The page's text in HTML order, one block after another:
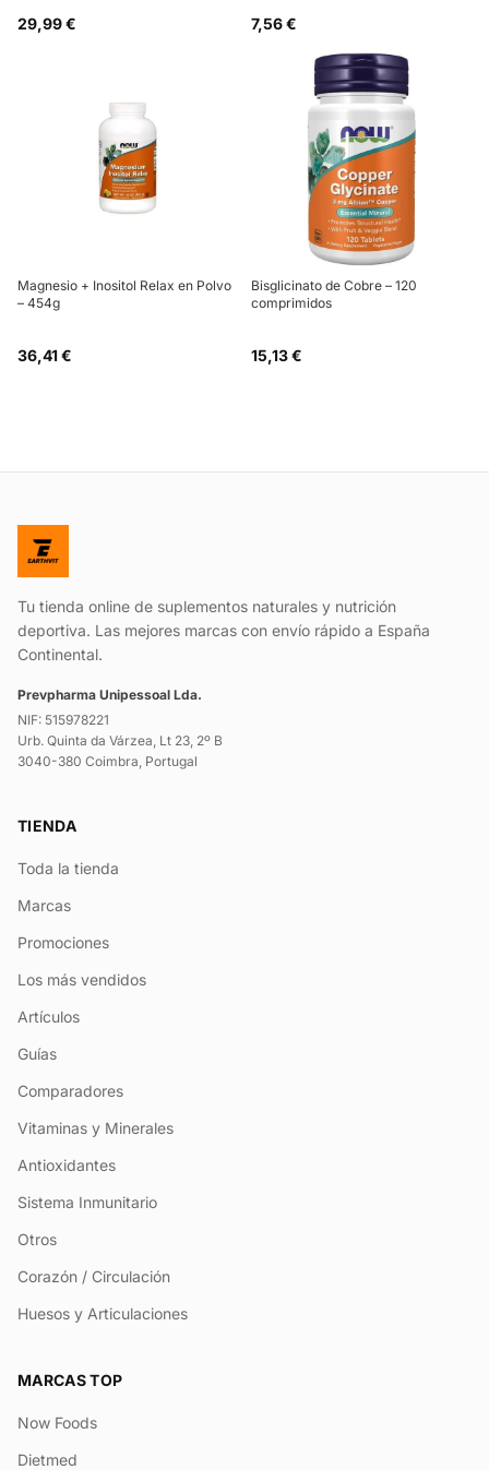
29,99 € 7,56 €
Magnesio + Inositol Relax en Polvo
– 454g
36,41 €
Bisglicinato de Cobre – 120
comprimidos
15,13 €
Tu tienda online de suplementos naturales y nutrición
deportiva. Las mejores marcas con envío rápido a España
Continental.
Prevpharma Unipessoal Lda.
NIF: 515978221
Urb. Quinta da Várzea, Lt 23, 2º B
3040-380 Coimbra, Portugal
TIENDA
Toda la tienda
Marcas
Promociones
Los más vendidos
Artículos
Guías
Comparadores
Vitaminas y Minerales
Antioxidantes
Sistema Inmunitario
Otros
Corazón / Circulación
Huesos y Articulaciones
MARCAS TOP
Now Foods
Dietmed